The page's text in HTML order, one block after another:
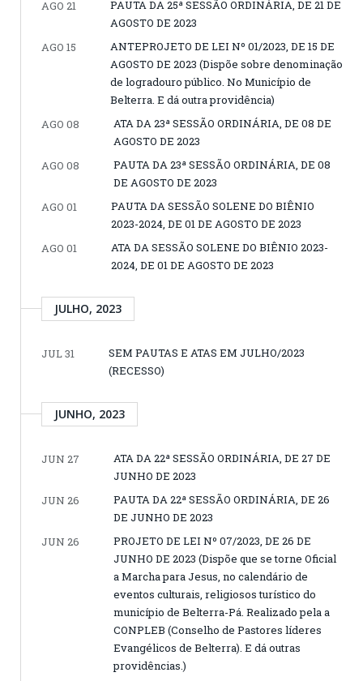
AGO 21
PAUTA DA 25ª SESSÃO ORDINÁRIA, DE 21 DE
AGOSTO DE 2023
AGO 15
ANTEPROJETO DE LEI Nº 01/2023, DE 15 DE
AGOSTO DE 2023 (Dispõe sobre denominação
de logradouro público. No Município de
Belterra. E dá outra providência)
AGO 08
ATA DA 23ª SESSÃO ORDINÁRIA, DE 08 DE
AGOSTO DE 2023
AGO 08
PAUTA DA 23ª SESSÃO ORDINÁRIA, DE 08
DE AGOSTO DE 2023
AGO 01
PAUTA DA SESSÃO SOLENE DO BIÊNIO
2023-2024, DE 01 DE AGOSTO DE 2023
AGO 01
ATA DA SESSÃO SOLENE DO BIÊNIO 2023-
2024, DE 01 DE AGOSTO DE 2023
JULHO, 2023
JUL 31
SEM PAUTAS E ATAS EM JULHO/2023
(RECESSO)
JUNHO, 2023
JUN 27
ATA DA 22ª SESSÃO ORDINÁRIA, DE 27 DE
JUNHO DE 2023
JUN 26
PAUTA DA 22ª SESSÃO ORDINÁRIA, DE 26
DE JUNHO DE 2023
JUN 26
PROJETO DE LEI Nº 07/2023, DE 26 DE
JUNHO DE 2023 (Dispõe que se torne Oficial
a Marcha para Jesus, no calendário de
eventos culturais, religiosos turístico do
município de Belterra-Pá. Realizado pela a
CONPLEB (Conselho de Pastores líderes
Evangélicos de Belterra). E dá outras
providências.)